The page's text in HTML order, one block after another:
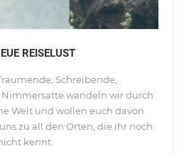
REISELUST
Schreibende,
wandeln wir durch
Welt und wollen euch davon
zu all den Orten, die ihr noch
kennt.